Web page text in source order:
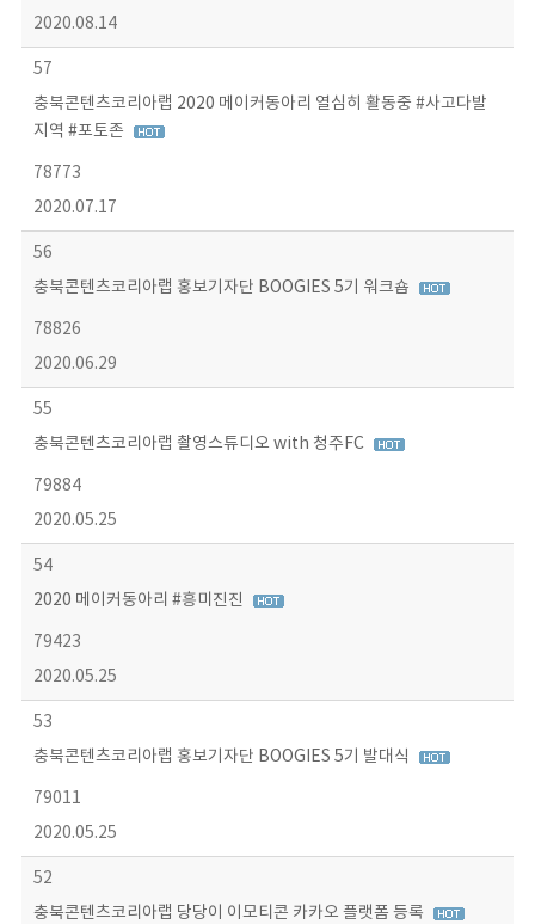
2020.08.14
57
충북콘텐츠코리아랩 2020 메이커동아리 열심히 활동중 #사고다발
지역 #포토존
78773
2020.07.17
56
충북콘텐츠코리아랩 홍보기자단 BOOGIES 5기 워크숍
78826
2020.06.29
55
충북콘텐츠코리아랩 촬영스튜디오 with 청주FC
79884
2020.05.25
54
2020 메이커동아리 #흥미진진
79423
2020.05.25
53
충북콘텐츠코리아랩 홍보기자단 BOOGIES 5기 발대식
79011
2020.05.25
52
충북콘텐츠코리아랩 당당이 이모티콘 카카오 플랫폼 등록